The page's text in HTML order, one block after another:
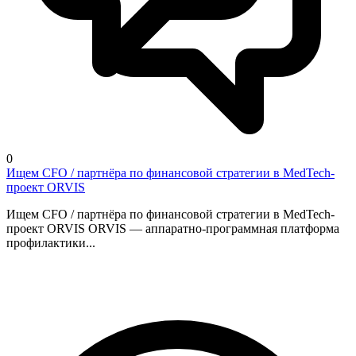
0
Ищем CFO / партнёра по финансовой стратегии в MedTech-
проект ORVIS
Ищем CFO / партнёра по финансовой стратегии в MedTech-
проект ORVIS ORVIS — аппаратно-программная платформа
профилактики...